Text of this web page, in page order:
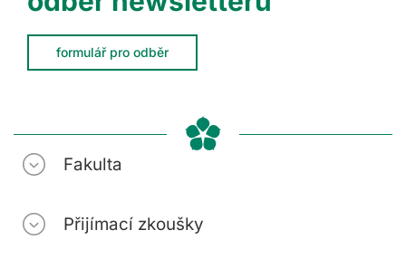
formulář pro odběr
Fakulta
Přijímací zkoušky